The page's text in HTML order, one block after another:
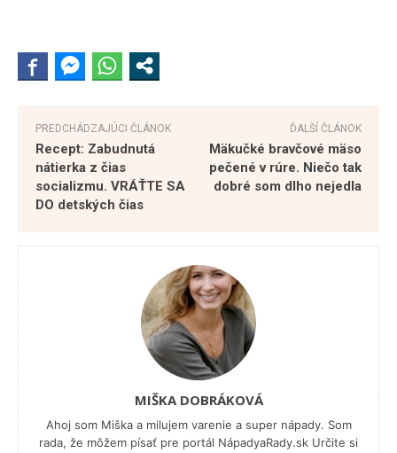
PREDCHÁDZAJÚCI ČLÁNOK
Recept: Zabudnutá
nátierka z čias
socializmu. VRÁŤTE SA
DO detských čias
ĎALŠÍ ČLÁNOK
Mäkučké bravčové mäso
pečené v rúre. Niečo tak
dobré som dlho nejedla
MIŠKA DOBRÁKOVÁ
Ahoj som Miška a milujem varenie a super nápady. Som
rada, že môžem písať pre portál NápadyaRady.sk Určite si